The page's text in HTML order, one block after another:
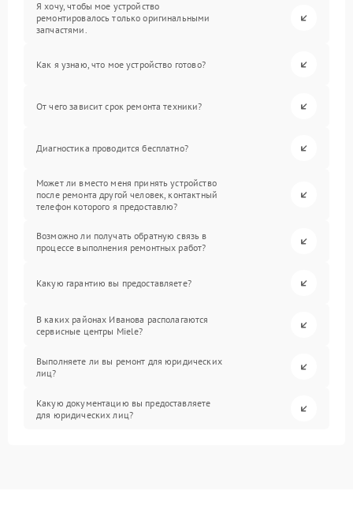
Я хочу, чтобы мое устройство
ремонтировалось только оригинальными
запчастями.
Как я узнаю, что мое устройство готово?
От чего зависит срок ремонта техники?
Диагностика проводится бесплатно?
Может ли вместо меня принять устройство
после ремонта другой человек, контактный
телефон которого я предоставлю?
Возможно ли получать обратную связь в
процессе выполнения ремонтных работ?
Какую гарантию вы предоставляете?
В каких районах Иванова располагаются
сервисные центры Miele?
Выполняете ли вы ремонт для юридических
лиц?
Какую документацию вы предоставляете
для юридических лиц?